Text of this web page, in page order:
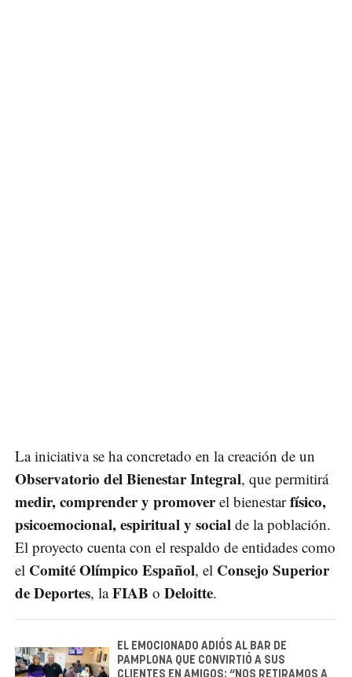
La iniciativa se ha concretado en la creación de un
Observatorio del Bienestar Integral, que permitirá
medir, comprender y promoverel bienestarfísico,
psicoemocional, espiritual y social de la población.
El proyecto cuenta con el respaldo de entidades como
el Comité Olímpico Español, el Consejo Superior
de Deportes, laFIAB o Deloitte.
EL EMOCIONADO ADIÓS AL BAR DE
PAMPLONA QUE CONVIRTIÓ A SUS